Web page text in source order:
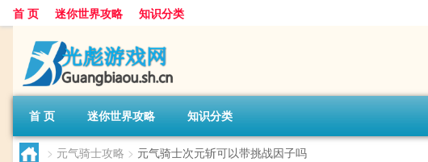
首 页 迷你世界攻略 知识分类
首 页 迷你世界攻略 知识分类
> 元气骑士攻略 > 元气骑士次元斩可以带挑战因子吗